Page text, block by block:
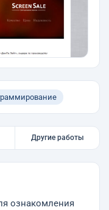
Другие работы
ознакомления